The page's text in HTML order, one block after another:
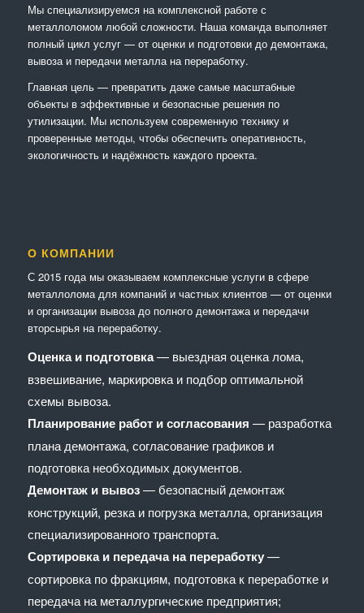
Мы специализируемся на комплексной работе с
металлоломом любой сложности. Наша команда выполняет
полный цикл услуг — от оценки и подготовки до демонтажа,
вывоза и передачи металла на переработку.
Главная цель — превратить даже самые масштабные
объекты в эффективные и безопасные решения по
утилизации. Мы используем современную технику и
проверенные методы, чтобы обеспечить оперативность,
экологичность и надёжность каждого проекта.
О КОМПАНИИ
С 2015 года мы оказываем комплексные услуги в сфере
металлолома для компаний и частных клиентов — от оценки
и организации вывоза до полного демонтажа и передачи
вторсырья на переработку.
Оценка и подготовка— выездная оценка лома,
взвешивание, маркировка и подбор оптимальной
схемы вывоза.
Планирование работ и согласования — разработка
плана демонтажа, согласование графиков и
подготовка необходимых документов.
Демонтаж и вывоз— безопасный демонтаж
конструкций, резка и погрузка металла, организация
специализированного транспорта.
Сортировка и передача на переработку—
сортировка по фракциям, подготовка к переработке и
передача на металлургические предприятия;